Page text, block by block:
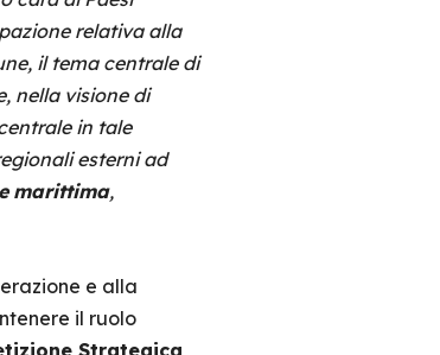
relativa alla
il tema centrale di
nella visione di
in tale
esterni ad
marittima,
e alla
il ruolo
Strategica